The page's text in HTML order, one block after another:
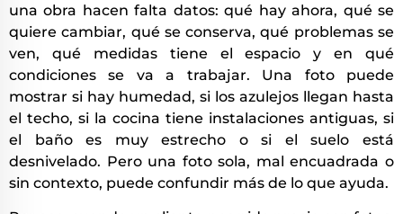
una obra hacen falta datos: qué hay ahora, qué se
quiere cambiar, qué se conserva, qué problemas se
ven, qué medidas tiene el espacio y en qué
condiciones se va a trabajar. Una foto puede
mostrar si hay humedad, si los azulejos llegan hasta
el techo, si la cocina tiene instalaciones antiguas, si
el baño es muy estrecho o si el suelo está
desnivelado. Pero una foto sola, mal encuadrada o
sin contexto, puede confundir más de lo que ayuda.